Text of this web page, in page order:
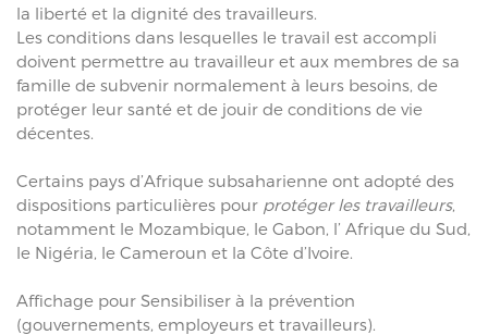
la liberté et la dignité des travailleurs.
Les conditions dans lesquelles le travail est accompli
doivent permettre au travailleur et aux membres de sa
famille de subvenir normalement à leurs besoins, de
protéger leur santé et de jouir de conditions de vie
décentes.
Certains pays d’Afrique subsaharienne ont adopté des
dispositions particulières pour protéger les travailleurs,
notamment le Mozambique, le Gabon, l’ Afrique du Sud,
le Nigéria, le Cameroun et la Côte d’Ivoire.
Affichage pour Sensibiliser à la prévention
(gouvernements, employeurs et travailleurs).